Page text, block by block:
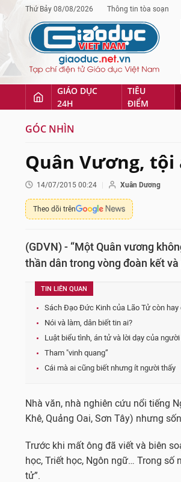
Thứ Bảy 08/08/2026 Thông tin tòa soạn
GIÁO DỤC
24H
TIÊU
ĐIỂM
GÓC NHÌN
Quân Vương,
14/07/2015 00:24 Xuân Dương
Theo dõi trên
(GDVN) - “Một Quân vương
thần dân trong vòng đoàn kết
TIN LIÊN QUAN
Sách Đạo Đức Kinh của Lão Tử còn hay
Nói và làm, dân biết tin ai?
Luật biểu tình, án tử và lời dạy của
Tham "vinh quang”
Cái mà ai cũng biết nhưng ít người thấy
Nhà văn, nhà nghiên cứu nổi tiếng
Khê, Quảng Oai, Sơn Tây) nhưng
Trước khi mất ông đã viết và biên
học, Triết học, Ngôn ngữ… Trong số
tử”.